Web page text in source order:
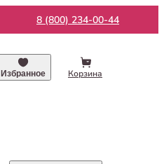
8 (800) 234-00-44
Избранное Корзина